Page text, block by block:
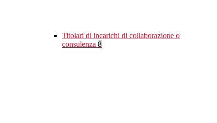
Titolari di incarichi di collaborazione o
consulenza 8